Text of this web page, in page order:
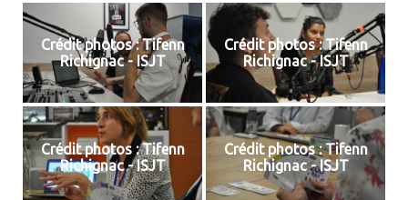
Crédit photos : Tifenn
Richignac - ISJT
Crédit photos : Tifenn
Richignac - ISJT
Crédit photos : Tifenn
Richignac - ISJT
Crédit photos : Tifenn
Richignac - ISJT